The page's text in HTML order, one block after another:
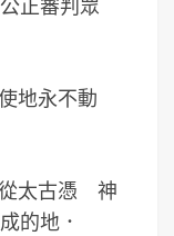
正審判眾
地永不動
太古憑 神
的地．